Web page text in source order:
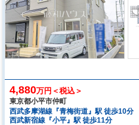
4,880万円＜税込＞
東京都小平市仲町
西武多摩湖線『青梅街道』駅 徒歩10分
西武新宿線『小平』駅 徒歩11分